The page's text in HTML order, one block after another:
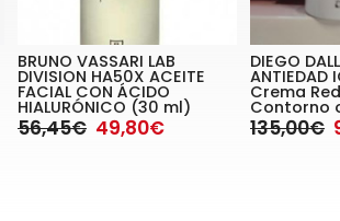
BRUNO VASSARI LAB
DIVISION HA50X ACEITE
FACIAL CON ÁCIDO
HIALURÓNICO (30 ml)
56,45€ 49,80€
DIEGO
ANTIEDAD
Crema
Contorno
135,00€